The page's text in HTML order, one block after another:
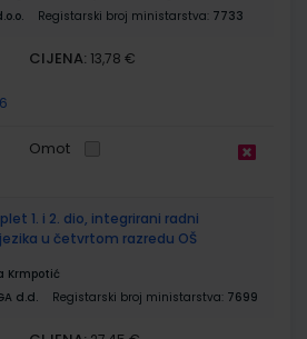
Registarski broj ministarstva: 7733
CIJENA: 13,78 €
Omot
1. i 2. dio, integrirani radni
u četvrtom razredu OŠ
Krmpotić
d.d. Registarski broj ministarstva: 7699